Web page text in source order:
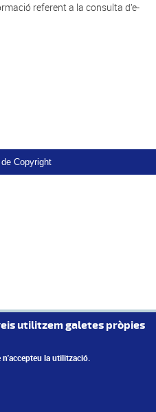
referent a la consulta d’e-
Copyright
utilitzem galetes pròpies
la utilització.